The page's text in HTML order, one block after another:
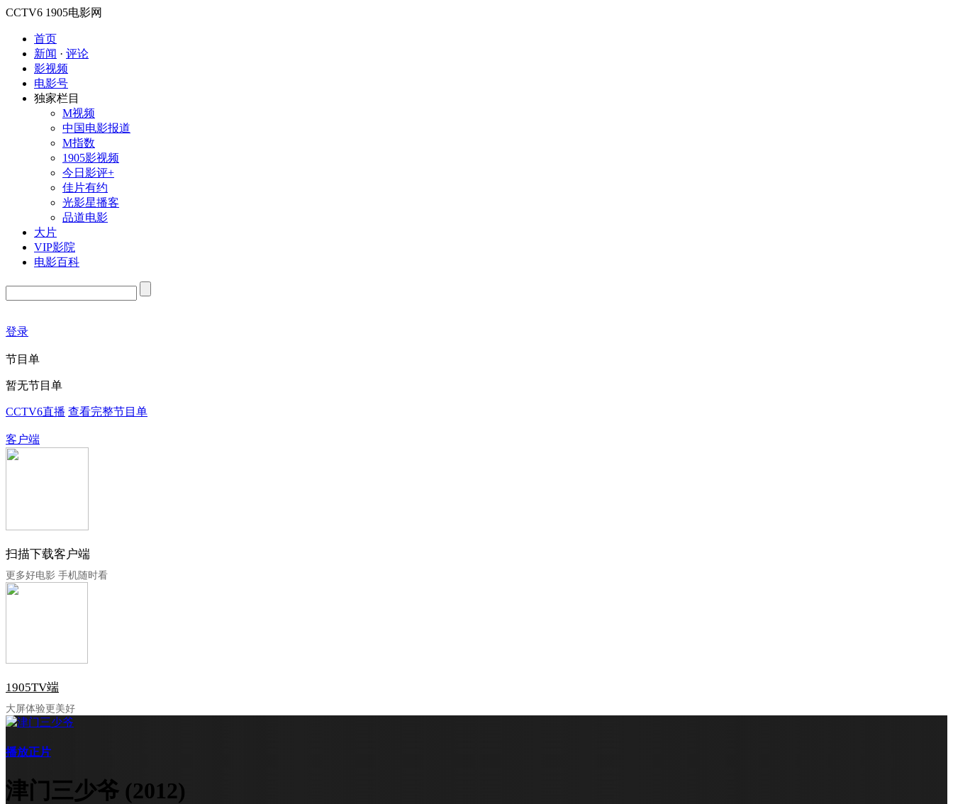
CCTV6 1905电影网
首页
新闻 · 评论
影视频
电影号
独家栏目
M视频
中国电影报道
M指数
1905影视频
今日影评+
佳片有约
光影星播客
品道电影
大片
VIP影院
电影百科
登录
节目单
暂无节目单
CCTV6直播 查看完整节目单
客户端
扫描下载客户端
更多好电影 手机随时看
1905TV端
大屏体验更美好
播放正片
津门三少爷 (2012)